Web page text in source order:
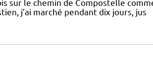
sur le chemin de Compostelle
j’ai marché pendant dix jours, jus